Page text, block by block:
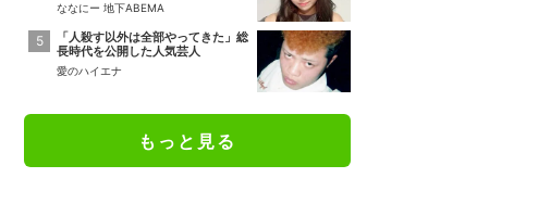
ななにー 地下ABEMA
「人殺す以外は全部やってきた」総
長時代を公開した人気芸人
愛のハイエナ
もっと見る